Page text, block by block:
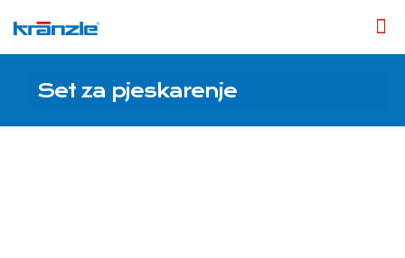
Set za pjeskarenje